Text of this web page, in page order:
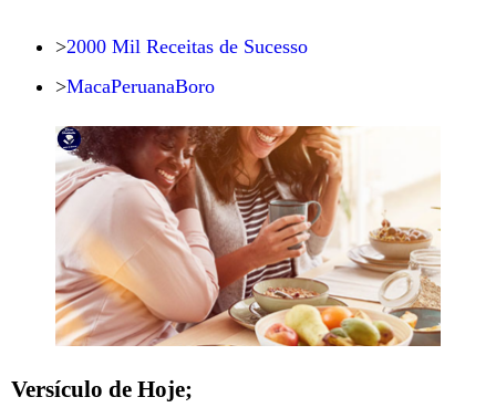
>2000 Mil Receitas de Sucesso
>MacaPeruanaBoro
Versículo de Hoje;